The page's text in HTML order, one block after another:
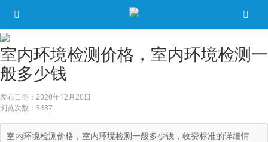
室内环境检测价格，室内环境检测一
般多少钱
发布日期： 2020年12月20日
浏览次数： 3487
室内环境检测价格，室内环境检测一般多少钱，收费标准的详细情